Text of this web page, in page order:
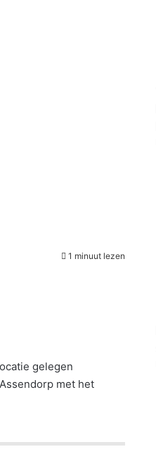
1 minuut lezen
gelegen
met het